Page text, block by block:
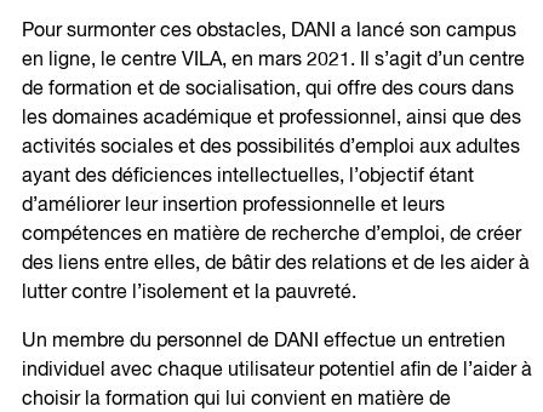
Pour surmonter ces obstacles, DANI a lancé son campus
en ligne, le centre VILA, en mars 2021. Il s’agit d’un centre
de formation et de socialisation, qui offre des cours dans
les domaines académique et professionnel, ainsi que des
activités sociales et des possibilités d’emploi aux adultes
ayant des déficiences intellectuelles, l’objectif étant
d’améliorer leur insertion professionnelle et leurs
compétences en matière de recherche d’emploi, de créer
des liens entre elles, de bâtir des relations et de les aider à
lutter contre l’isolement et la pauvreté.
Un membre du personnel de DANI effectue un entretien
individuel avec chaque utilisateur potentiel afin de l’aider à
choisir la formation qui lui convient en matière de